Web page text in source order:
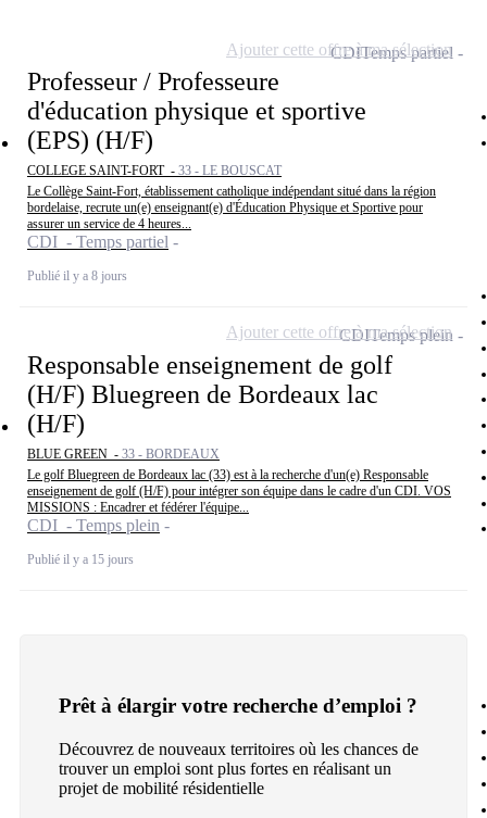
Professeur / Professeure
d'éducation physique et sportive
(EPS) (H/F)
COLLEGE SAINT-FORT - 33 - LE BOUSCAT
Le Collège Saint-Fort, établissement catholique indépendant situé dans la région
bordelaise, recrute un(e) enseignant(e) d'Éducation Physique et Sportive pour
assurer un service de 4 heures...
CDI - Temps partiel
Publié il y a 8 jours
CDITemps partiel
Ajouter cette offre à ma sélection
Responsable enseignement de golf
(H/F) Bluegreen de Bordeaux lac
(H/F)
BLUE GREEN - 33 - BORDEAUX
Le golf Bluegreen de Bordeaux lac (33) est à la recherche d'un(e) Responsable
enseignement de golf (H/F) pour intégrer son équipe dans le cadre d'un CDI. VOS
MISSIONS : Encadrer et fédérer l'équipe...
CDI - Temps plein
Publié il y a 15 jours
CDITemps plein
Ajouter cette offre à ma sélection
Prêt à élargir votre recherche d’emploi ?
Découvrez de nouveaux territoires où les chances de
trouver un emploi sont plus fortes en réalisant un
projet de mobilité résidentielle